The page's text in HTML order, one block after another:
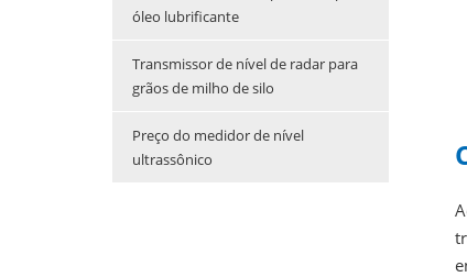
óleo lubrificante
Transmissor de nível de radar para
grãos de milho de silo
Preço do medidor de nível
ultrassônico